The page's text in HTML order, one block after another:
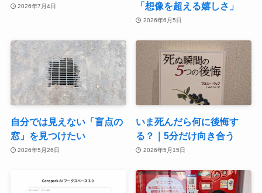
2026年7月4日
「想像を超える嬉しさ」
2026年6月5日
自分では見えない「盲点の
窓」を見つけたい
2026年5月26日
いま死んだら何に後悔す
る？｜5分だけ向き合う
2026年5月15日